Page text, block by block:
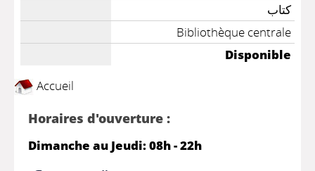
كتاب
Bibliothèque centrale
Disponible
Accueil
Horaires d'ouverture :
Dimanche au Jeudi: 08h - 22h